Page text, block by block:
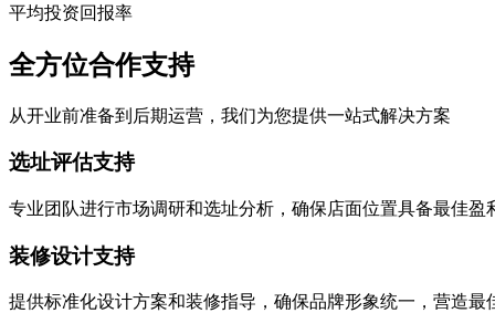
平均投资回报率
全方位合作支持
从开业前准备到后期运营，我们为您提供一站式解决方案
选址评估支持
专业团队进行市场调研和选址分析，确保店面位置具备最佳盈
装修设计支持
提供标准化设计方案和装修指导，确保品牌形象统一，营造最